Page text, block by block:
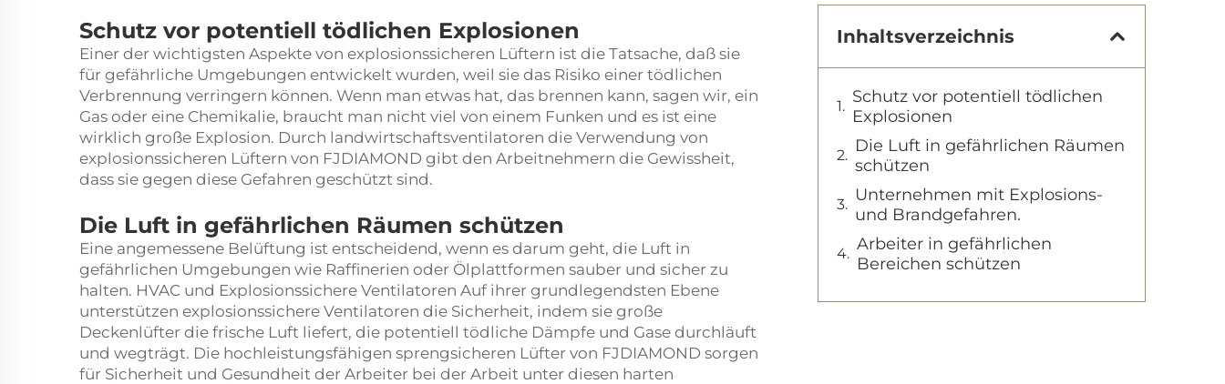
Schutz vor potentiell tödlichen Explosionen
Einer der wichtigsten Aspekte von explosionssicheren Lüftern ist die Tatsache, daß sie
für gefährliche Umgebungen entwickelt wurden, weil sie das Risiko einer tödlichen
Verbrennung verringern können. Wenn man etwas hat, das brennen kann, sagen wir, ein
Gas oder eine Chemikalie, braucht man nicht viel von einem Funken und es ist eine
wirklich große Explosion. Durch landwirtschaftsventilatoren die Verwendung von
explosionssicheren Lüftern von FJDIAMOND gibt den Arbeitnehmern die Gewissheit,
dass sie gegen diese Gefahren geschützt sind.
Die Luft in gefährlichen Räumen schützen
Eine angemessene Belüftung ist entscheidend, wenn es darum geht, die Luft in
gefährlichen Umgebungen wie Raffinerien oder Ölplattformen sauber und sicher zu
halten. HVAC und Explosionssichere Ventilatoren Auf ihrer grundlegendsten Ebene
unterstützen explosionssichere Ventilatoren die Sicherheit, indem sie große
Deckenlüfter die frische Luft liefert, die potentiell tödliche Dämpfe und Gase durchläuft
und wegträgt. Die hochleistungsfähigen sprengsicheren Lüfter von FJDIAMOND sorgen
für Sicherheit und Gesundheit der Arbeiter bei der Arbeit unter diesen harten
Inhaltsverzeichnis
Schutz vor potentiell tödlichen
Explosionen
Die Luft in gefährlichen Räumen
schützen
Unternehmen mit Explosions-
und Brandgefahren.
Arbeiter in gefährlichen
Bereichen schützen